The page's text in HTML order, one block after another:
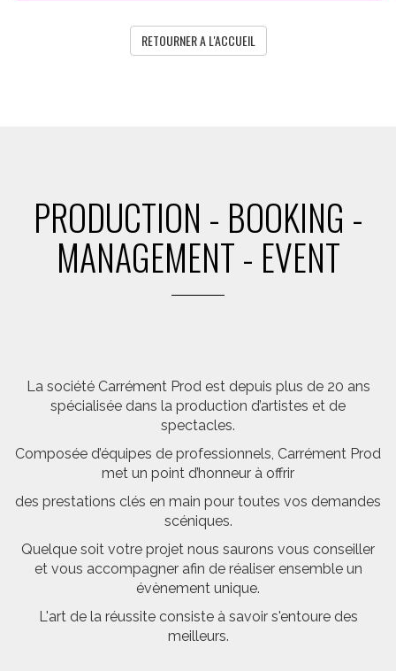
RETOURNER A L'ACCUEIL
PRODUCTION - BOOKING -
MANAGEMENT - EVENT
La société Carrément Prod est depuis plus de 20 ans
spécialisée dans la production d’artistes et de
spectacles.
Composée d’équipes de professionnels, Carrément Prod
met un point d’honneur à offrir
des prestations clés en main pour toutes vos demandes
scéniques.
Quelque soit votre projet nous saurons vous conseiller
et vous accompagner afin de réaliser ensemble un
évènement unique.
L'art de la réussite consiste à savoir s'entoure des
meilleurs.